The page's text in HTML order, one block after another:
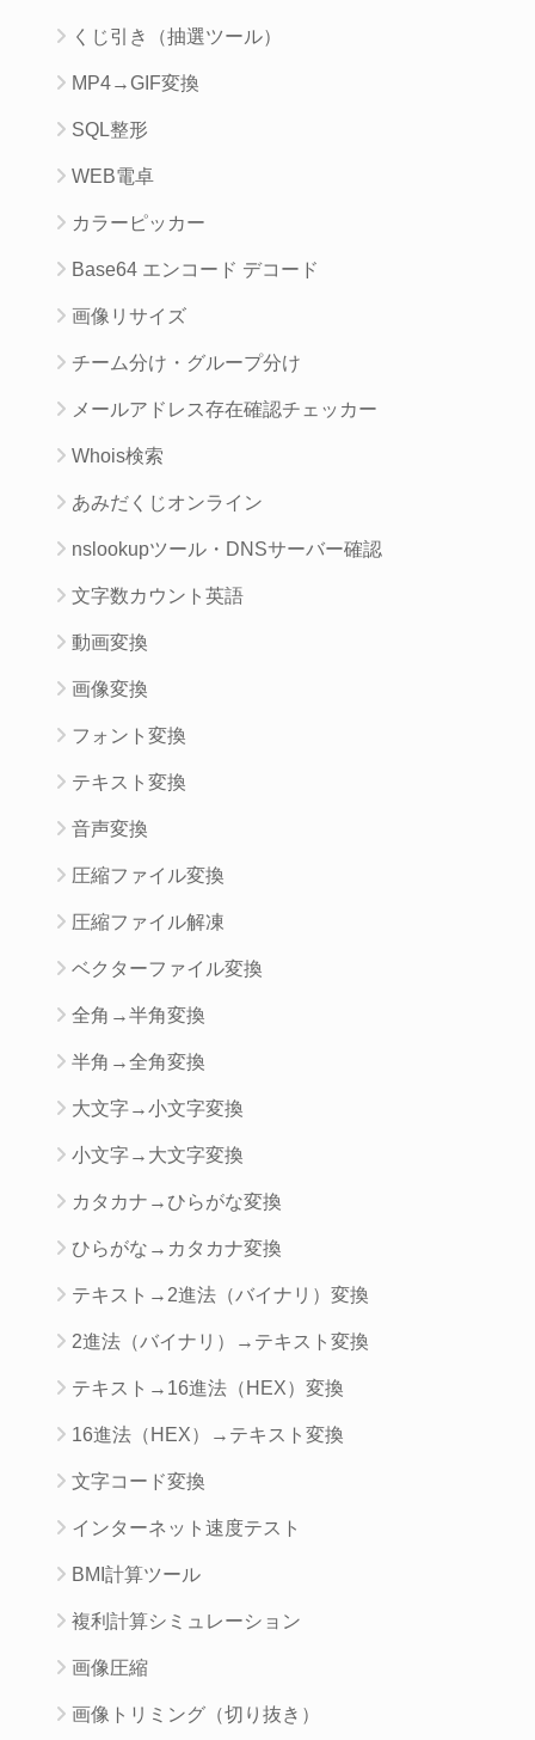
くじ引き（抽選ツール）
MP4→GIF変換
SQL整形
WEB電卓
カラーピッカー
Base64 エンコード デコード
画像リサイズ
チーム分け・グループ分け
メールアドレス存在確認チェッカー
Whois検索
あみだくじオンライン
nslookupツール・DNSサーバー確認
文字数カウント英語
動画変換
画像変換
フォント変換
テキスト変換
音声変換
圧縮ファイル変換
圧縮ファイル解凍
ベクターファイル変換
全角→半角変換
半角→全角変換
大文字→小文字変換
小文字→大文字変換
カタカナ→ひらがな変換
ひらがな→カタカナ変換
テキスト→2進法（バイナリ）変換
2進法（バイナリ）→テキスト変換
テキスト→16進法（HEX）変換
16進法（HEX）→テキスト変換
文字コード変換
インターネット速度テスト
BMI計算ツール
複利計算シミュレーション
画像圧縮
画像トリミング（切り抜き）